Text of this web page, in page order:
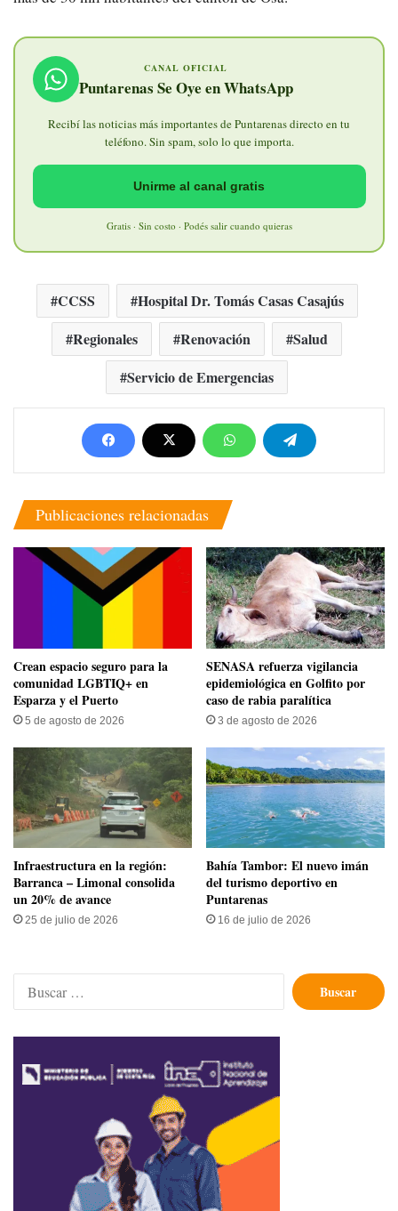
CANAL OFICIAL
Puntarenas Se Oye en WhatsApp
Recibí las noticias más importantes de Puntarenas directo en tu
teléfono. Sin spam, solo lo que importa.
Unirme al canal gratis
Gratis · Sin costo · Podés salir cuando quieras
CCSS
Hospital Dr. Tomás Casas Casajús
Regionales
Renovación
Salud
Servicio de Emergencias
Publicaciones relacionadas
Crean espacio seguro para la
comunidad LGBTIQ+ en
Esparza y el Puerto
5 de agosto de 2026
SENASA refuerza vigilancia
epidemiológica en Golfito por
caso de rabia paralítica
3 de agosto de 2026
Infraestructura en la región:
Barranca – Limonal consolida
un 20% de avance
25 de julio de 2026
Bahía Tambor: El nuevo imán
del turismo deportivo en
Puntarenas
16 de julio de 2026
Buscar: